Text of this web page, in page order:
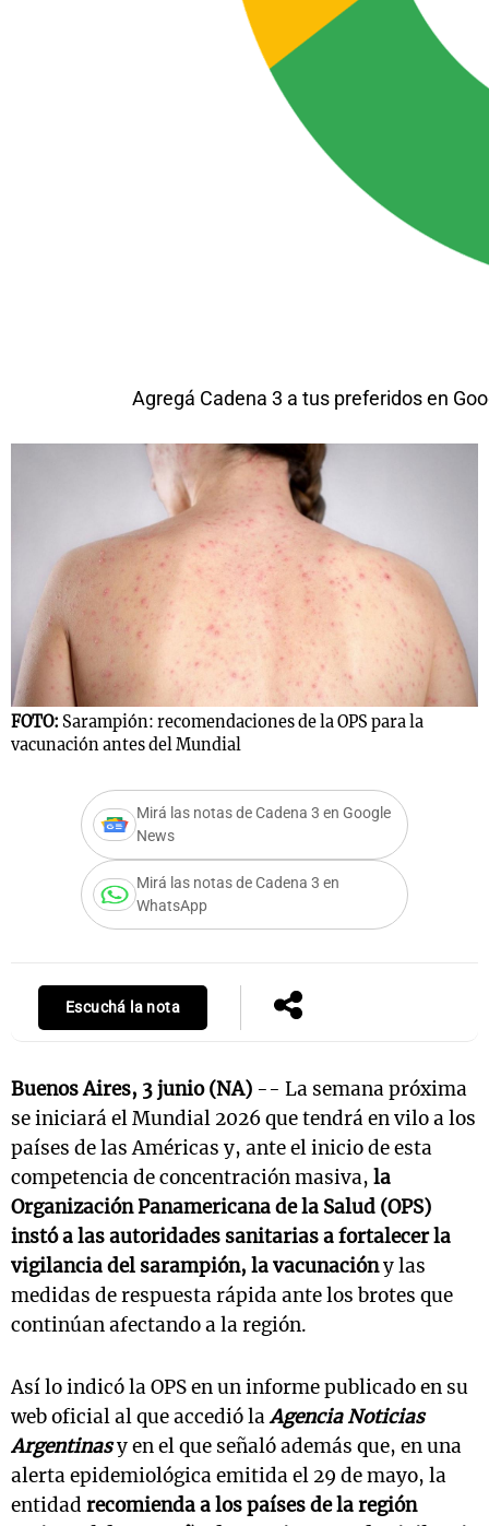
Agregá Cadena 3 a tus preferidos en
FOTO: Sarampión: recomendaciones de la OPS para la
vacunación antes del Mundial
Mirá las notas de Cadena 3 en Google
News
Mirá las notas de Cadena 3 en
WhatsApp
Escuchá la nota
Buenos Aires, 3 junio (NA) -- La semana próxima
se iniciará el Mundial 2026 que tendrá en vilo a los
países de las Américas y, ante el inicio de esta
competencia de concentración masiva, la
Organización Panamericana de la Salud (OPS)
instó a las autoridades sanitarias a fortalecer la
vigilancia del sarampión, la vacunacióny las
medidas de respuesta rápida ante los brotes que
continúan afectando a la región.
Así lo indicó la OPS en un informe publicado en su
web oficial al que accedió laAgencia Noticias
Argentinasy en el que señaló además que, en una
alerta epidemiológica emitida el 29 de mayo, la
entidad recomienda a los países de la región